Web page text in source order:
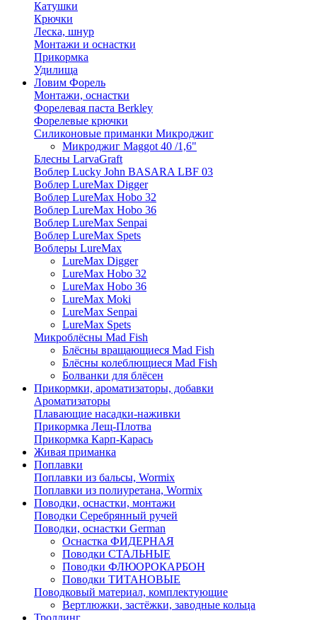
Катушки
Крючки
Леска, шнур
Монтажи и оснастки
Прикормка
Удилища
Ловим Форель
Монтажи, оснастки
Форелевая паста Berkley
Форелевые крючки
Силиконовые приманки Микроджиг
Микроджиг Maggot 40 /1,6"
Блесны LarvaGraft
Воблер Lucky John BASARA LBF 03
Воблер LureMax Digger
Воблер LureMax Hobo 32
Воблер LureMax Hobo 36
Воблер LureMax Senpai
Воблер LureMax Spets
Воблеры LureMax
LureMax Digger
LureMax Hobo 32
LureMax Hobo 36
LureMax Moki
LureMax Senpai
LureMax Spets
Микроблёсны Mad Fish
Блёсны вращающиеся Mad Fish
Блёсны колеблющиеся Mad Fish
Болванки для блёсен
Прикормки, ароматизаторы, добавки
Ароматизаторы
Плавающие насадки-наживки
Прикормка Лещ-Плотва
Прикормка Карп-Карась
Живая приманка
Поплавки
Поплавки из бальсы, Wormix
Поплавки из полиуретана, Wormix
Поводки, оснастки, монтажи
Поводки Серебрянный ручей
Поводки, оснастки German
Оснастка ФИДЕРНАЯ
Поводки СТАЛЬНЫЕ
Поводки ФЛЮОРОКАРБОН
Поводки ТИТАНОВЫЕ
Поводковый материал, комплектующие
Вертлюжки, застёжки, заводные кольца
Троллинг